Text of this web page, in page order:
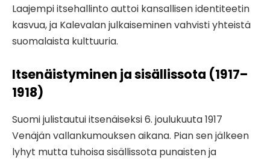
Laajempi itsehallinto auttoi kansallisen identiteetin
kasvua, ja Kalevalan julkaiseminen vahvisti yhteistä
suomalaista kulttuuria.
Itsenäistyminen ja sisällissota (1917–
1918)
Suomi julistautui itsenäiseksi 6. joulukuuta 1917
Venäjän vallankumouksen aikana. Pian sen jälkeen
lyhyt mutta tuhoisa sisällissota punaisten ja